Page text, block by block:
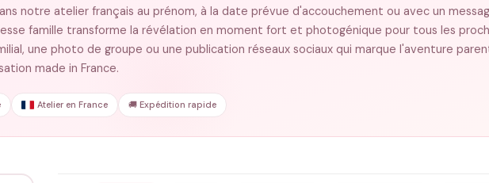
notre atelier français au prénom, à la date prévue d'accouchement ou avec un
famille transforme la révélation en moment fort et photogénique pour tous les
une photo de groupe ou une publication réseaux sociaux qui marque l'aventure
made in France.
Atelier en France 🚚 Expédition rapide